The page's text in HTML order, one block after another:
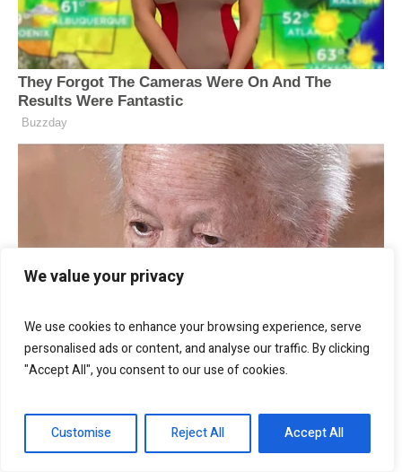
We value your privacy
We use cookies to enhance your browsing experience, serve
personalised ads or content, and analyse our traffic. By clicking
"Accept All", you consent to our use of cookies.
Customise Reject All Accept All